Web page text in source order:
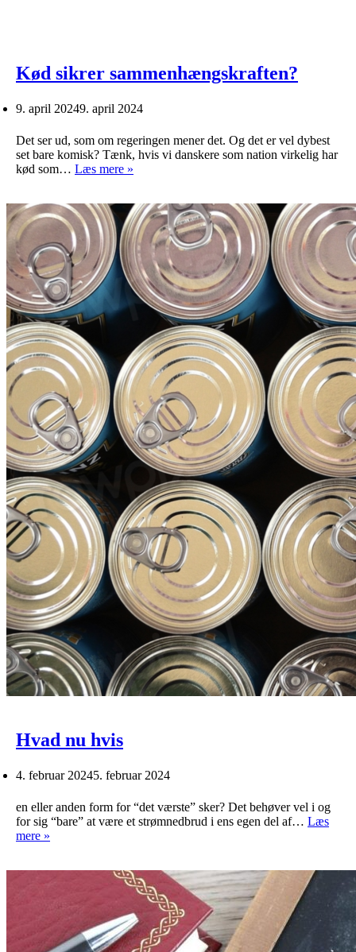
Kød sikrer sammenhængskraften?
9. april 20249. april 2024
Det ser ud, som om regeringen mener det. Og det er vel dybest
set bare komisk? Tænk, hvis vi danskere som nation virkelig har
kød som… Læs mere »
Hvad nu hvis
4. februar 20245. februar 2024
en eller anden form for “det værste” sker? Det behøver vel i og
for sig “bare” at være et strømnedbrud i ens egen del af… Læs
mere »